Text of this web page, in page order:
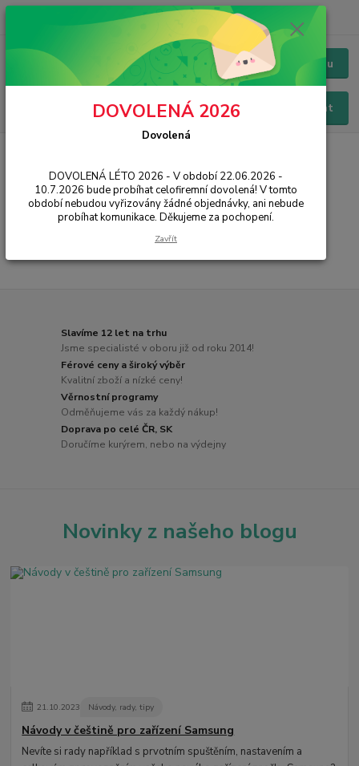
Menu
Hledat
Chat / Online podpora - 24/7
Herní podložky pod myš
Slavíme 12 let na trhu
Jsme specialisté v oboru již od roku 2014!
Férové ceny a široký výběr
Kvalitní zboží a nízké ceny!
Věrnostní programy
Odměňujeme vás za každý nákup!
Doprava po celé ČR, SK
Doručíme kurýrem, nebo na výdejny
Novinky z našeho blogu
21.10.2023 Návody, rady, tipy
Návody v češtině pro zařízení Samsung
Nevíte si rady například s prvotním spuštěním, nastavením a
DOVOLENÁ 2026
Dovolená
DOVOLENÁ LÉTO 2026 - V období 22.06.2026 -
10.7.2026 bude probíhat celofiremní dovolená! V tomto
období nebudou vyřizovány žádné objednávky, ani nebude
probíhat komunikace. Děkujeme za pochopení.
Zavřít